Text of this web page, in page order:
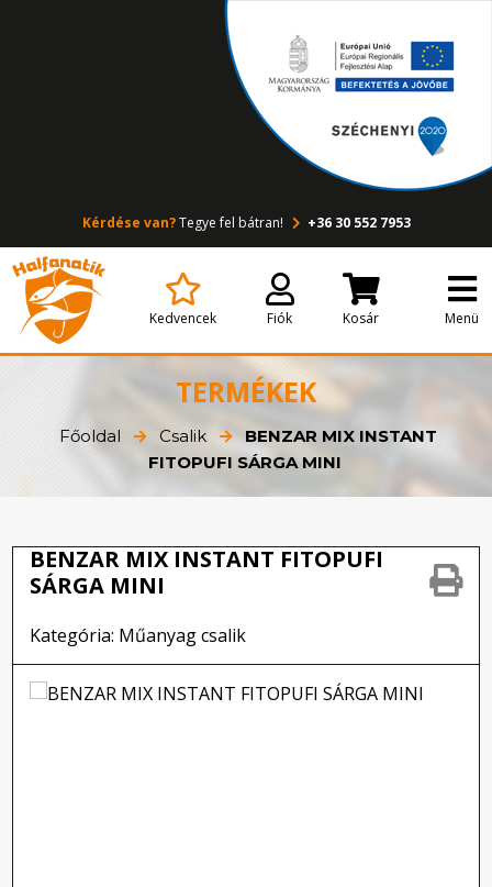
Kérdése van?Tegye fel bátran! +36 30 552 7953
Kedvencek Fiók Kosár Menü
TERMÉKEK
Főoldal Csalik
BENZAR MIX INSTANT
FITOPUFI SÁRGA MINI
BENZAR MIX INSTANT FITOPUFI
SÁRGA MINI
Kategória: Műanyag csalik